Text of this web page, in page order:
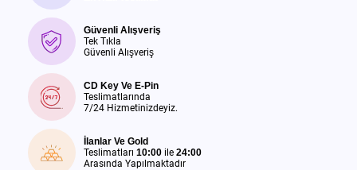
Güvenli Alışveriş
Tek Tıkla
Güvenli Alışveriş
CD Key Ve E-Pin
Teslimatlarında
7/24 Hizmetinizdeyiz.
İlanlar Ve Gold
Teslimatları 10:00 ile 24:00
Arasında Yapılmaktadır